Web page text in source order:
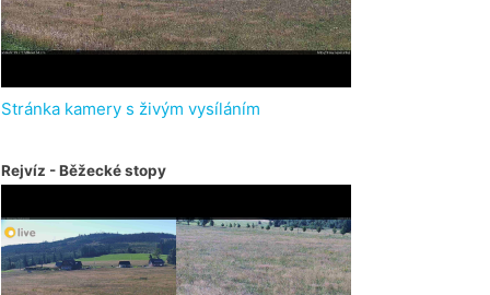
Stránka kamery s živým vysíláním
Rejvíz - Běžecké stopy